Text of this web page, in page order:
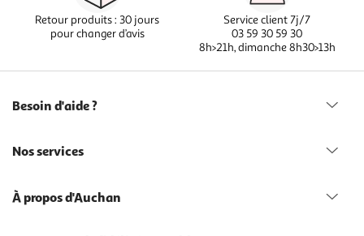
Retour produits : 30 jours
pour changer d’avis
Service client 7j/7
03 59 30 59 30
8h>21h, dimanche 8h30>13h
Besoin d'aide ?
Nos services
À propos d'Auchan